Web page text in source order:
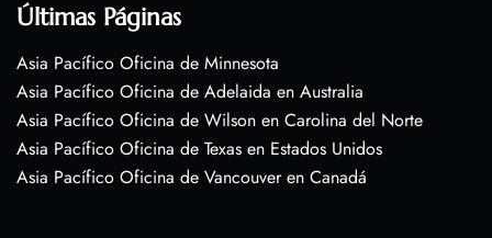
Últimas Páginas
Asia Pacífico Oficina de Minnesota
Asia Pacífico Oficina de Adelaida en Australia
Asia Pacífico Oficina de Wilson en Carolina del Norte
Asia Pacífico Oficina de Texas en Estados Unidos
Asia Pacífico Oficina de Vancouver en Canadá